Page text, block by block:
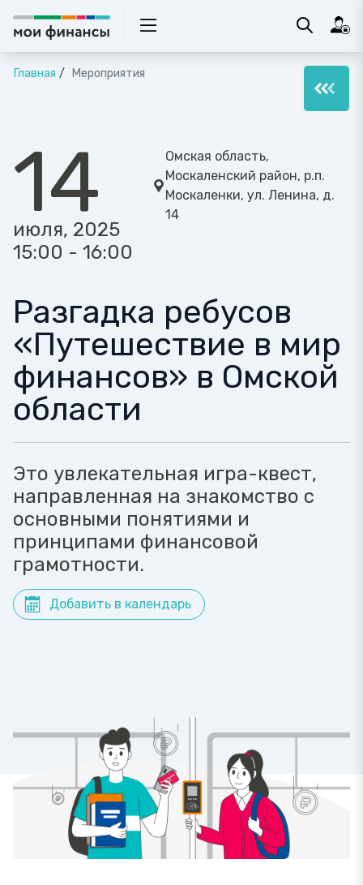
Главная Мероприятия
14
июля, 2025
15:00 - 16:00
Омская область,
Москаленский район, р.п.
Москаленки, ул. Ленина, д.
14
Разгадка ребусов
«Путешествие в мир
финансов» в Омской
области
Это увлекательная игра-квест,
направленная на знакомство с
основными понятиями и
принципами финансовой
грамотности.
Добавить в календарь